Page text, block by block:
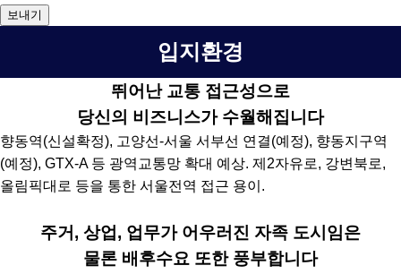
보내기
입지환경
뛰어난 교통 접근성으로
당신의 비즈니스가 수월해집니다
향동역(신설확정), 고양선-서울 서부선 연결(예정), 향동지구역
(예정), GTX-A 등 광역교통망 확대 예상. 제2자유로, 강변북로,
올림픽대로 등을 통한 서울전역 접근 용이.
주거, 상업, 업무가 어우러진 자족 도시임은
물론 배후수요 또한 풍부합니다